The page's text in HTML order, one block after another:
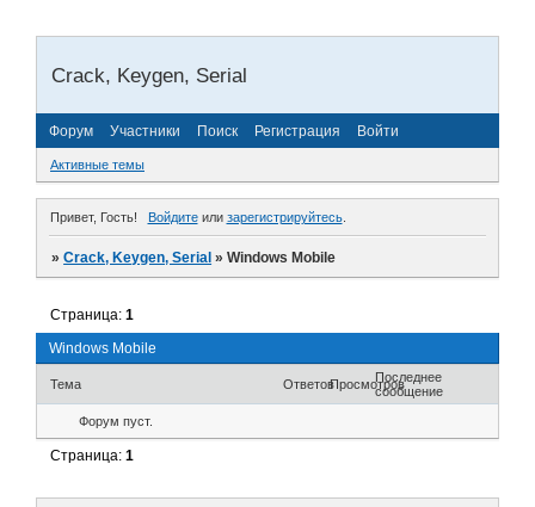
Crack, Keygen, Serial
Форум Участники Поиск Регистрация Войти
Активные темы
Привет, Гость! Войдитеили зарегистрируйтесь.
»Crack, Keygen, Serial »Windows Mobile
Windows Mobile
Страница:1
Тема ОтветовПросмотровПоследнее
сообщение
Форум пуст.
Страница:1